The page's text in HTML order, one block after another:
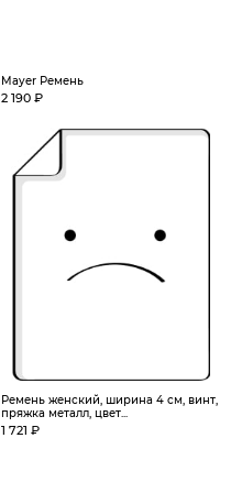
Mayer Ремень
2 190 ₽
Ремень женский, ширина 4 см, винт,
пряжка металл, цвет...
1 721 ₽